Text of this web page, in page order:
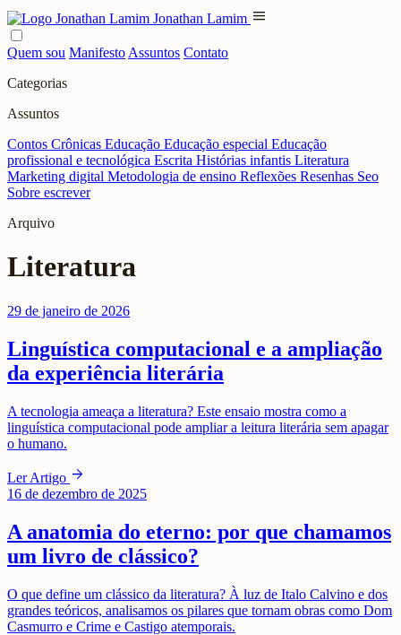
Jonathan Lamim menu
Quem sou Manifesto Assuntos Contato
Categorias
Assuntos
Contos Crônicas Educação Educação especial Educação
profissional e tecnológica Escrita Histórias infantis Literatura
Marketing digital Metodologia de ensino Reflexões Resenhas Seo
Sobre escrever
Arquivo
Literatura
29 de janeiro de 2026
Linguística computacional e a ampliação
da experiência literária
A tecnologia ameaça a literatura? Este ensaio mostra como a
linguística computacional pode ampliar a leitura literária sem apagar
o humano.
Ler Artigo arrow_forward
16 de dezembro de 2025
A anatomia do eterno: por que chamamos
um livro de clássico?
O que define um clássico da literatura? À luz de Italo Calvino e dos
grandes teóricos, analisamos os pilares que tornam obras como Dom
Casmurro e Crime e Castigo atemporais.